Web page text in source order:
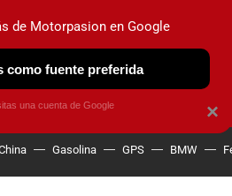
OBSERVATORIO
Gasolina GPS BMW
×
de Motorpasion en Google
como fuente preferida
una cuenta de Google